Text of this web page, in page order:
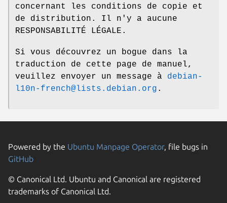
concernant les conditions de copie et
de distribution. Il n'y a aucune
RESPONSABILITÉ LÉGALE.
Si vous découvrez un bogue dans la
traduction de cette page de manuel,
veuillez envoyer un message à debian-
l10n-french@lists.debian.org .
Powered by the Ubuntu Manpage Operator, file bugs in
GitHub
© Canonical Ltd. Ubuntu and Canonical are registered
trademarks of Canonical Ltd.